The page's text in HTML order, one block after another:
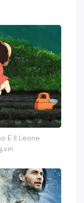
E Il Leone